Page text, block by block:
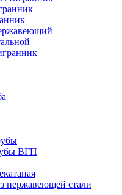
ВГП
нержавеющей стали